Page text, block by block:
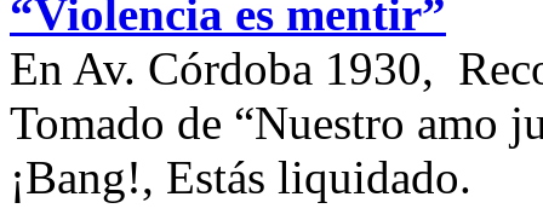
“Violencia es mentir”
En Av. Córdoba 1930,
Tomado de “Nuestro amo
¡Bang!, Estás liquidado.